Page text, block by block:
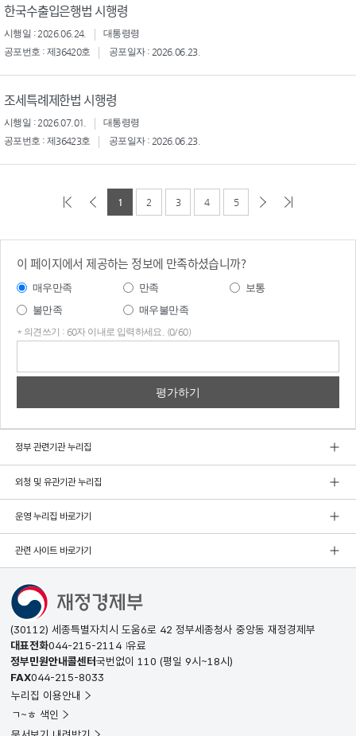
한국수출입은행법 시행령
시행일 : 2026.06.24.
대통령령
공포번호 : 제36420호
공포일자 : 2026.06.23.
조세특례제한법 시행령
시행일 : 2026.07.01.
대통령령
공포번호 : 제36423호
공포일자 : 2026.06.23.
1 2 3 4 5
이 페이지에서 제공하는 정보에 만족하셨습니까?
매우만족 만족
보통
불만족
매우불만족
* 의견쓰기 : 60자 이내로 입력하세요. (0/60)
정부 관련기관 누리집
외청 및 유관기관 누리집
운영 누리집 바로가기
관련 사이트 바로가기
(30112) 세종특별자치시 도움6로 42 정부세종청사 중앙동 재정경제부
대표전화044-215-2114 유료
정부민원안내콜센터국번없이 110 (평일 9시~18시)
FAX044-215-8033
누리집 이용안내
ㄱ~ㅎ 색인